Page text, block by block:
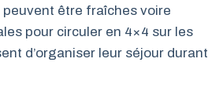
être fraîches voire
pour circuler en 4×4 sur les
d’organiser leur séjour durant